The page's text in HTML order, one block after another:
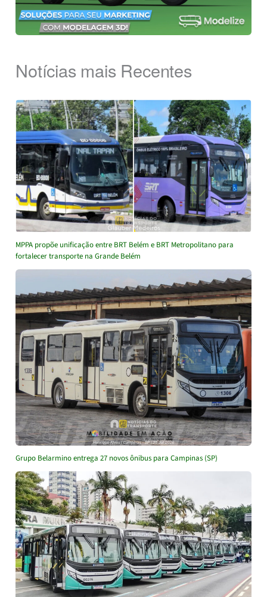
Notícias mais Recentes
MPPA propõe unificação entre BRT Belém e BRT Metropolitano para
fortalecer transporte na Grande Belém
Grupo Belarmino entrega 27 novos ônibus para Campinas (SP)